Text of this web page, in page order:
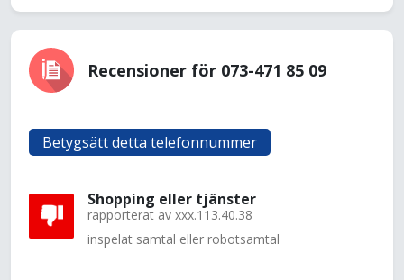
Recensioner för 073-471 85 09
Betygsätt detta telefonnummer
Shopping eller tjänster
rapporterat av xxx.113.40.38
inspelat samtal eller robotsamtal